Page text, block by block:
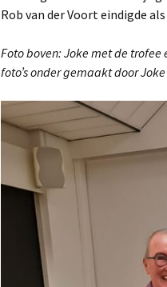
Rob van der Voort eindigde
Foto boven: Joke met de
foto’s onder gemaakt door Joke